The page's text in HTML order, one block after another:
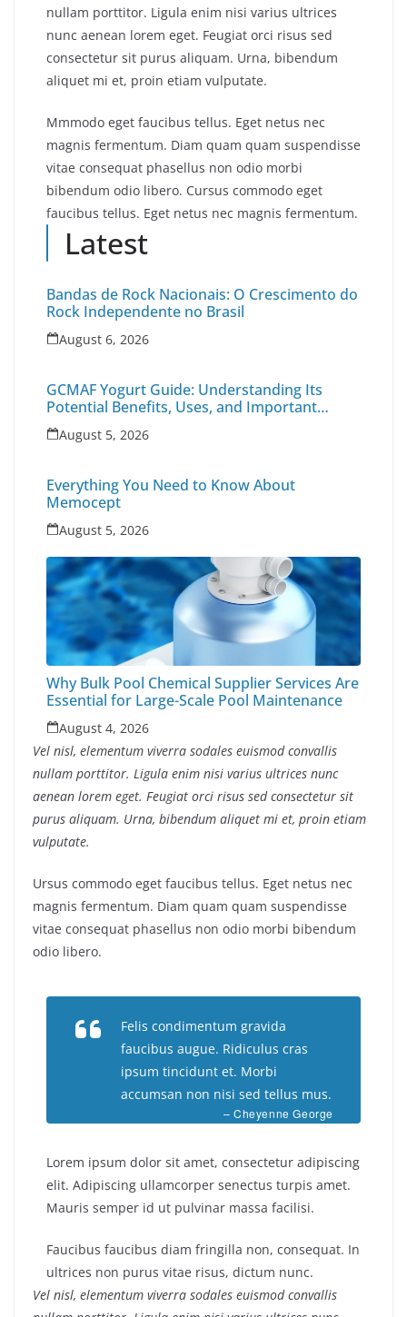
nullam porttitor. Ligula enim nisi varius ultrices
nunc aenean lorem eget. Feugiat orci risus sed
consectetur sit purus aliquam. Urna, bibendum
aliquet mi et, proin etiam vulputate.
Mmmodo eget faucibus tellus. Eget netus nec
magnis fermentum. Diam quam quam suspendisse
vitae consequat phasellus non odio morbi
bibendum odio libero. Cursus commodo eget
faucibus tellus. Eget netus nec magnis fermentum.
Latest
Bandas de Rock Nacionais: O Crescimento do
Rock Independente no Brasil
August 6, 2026
GCMAF Yogurt Guide: Understanding Its
Potential Benefits, Uses, and Important
Health Factors
August 5, 2026
Everything You Need to Know About
Memocept
August 5, 2026
Why Bulk Pool Chemical Supplier Services Are
Essential for Large-Scale Pool Maintenance
August 4, 2026
Vel nisl, elementum viverra sodales euismod convallis
nullam porttitor. Ligula enim nisi varius ultrices nunc
aenean lorem eget. Feugiat orci risus sed consectetur sit
purus aliquam. Urna, bibendum aliquet mi et, proin etiam
vulputate.
Ursus commodo eget faucibus tellus. Eget netus nec
magnis fermentum. Diam quam quam suspendisse
vitae consequat phasellus non odio morbi bibendum
odio libero.
Felis condimentum gravida
faucibus augue. Ridiculus cras
ipsum tincidunt et. Morbi
accumsan non nisi sed tellus mus.
– Cheyenne George
Lorem ipsum dolor sit amet, consectetur adipiscing
elit. Adipiscing ullamcorper senectus turpis amet.
Mauris semper id ut pulvinar massa facilisi.
Faucibus faucibus diam fringilla non, consequat. In
ultrices non purus vitae risus, dictum nunc.
Vel nisl, elementum viverra sodales euismod convallis